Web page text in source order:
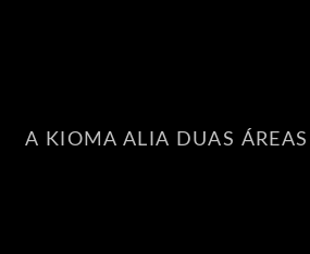
A KIOMA ALIA DUAS